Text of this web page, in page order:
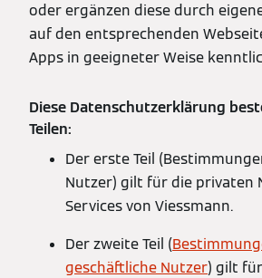
oder ergänzen diese durch
auf den entsprechenden
Apps in geeigneter Weise
Diese Datenschutzerklärung
Teilen:
Der erste Teil
Nutzer) gilt für die privaten
Services von Viessmann.
Der zweite Teil (
geschäftliche Nutzer) gilt